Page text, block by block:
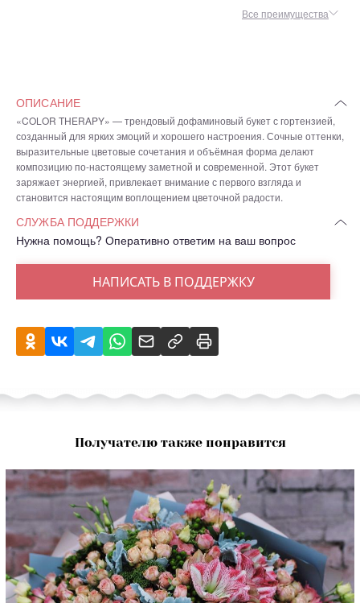
Все преимущества
ОПИСАНИЕ
«COLOR THERAPY» — трендовый дофаминовый букет с гортензией,
созданный для ярких эмоций и хорошего настроения. Сочные оттенки,
выразительные цветовые сочетания и объёмная форма делают
композицию по-настоящему заметной и современной. Этот букет
заряжает энергией, привлекает внимание с первого взгляда и
становится настоящим воплощением цветочной радости.
СЛУЖБА ПОДДЕРЖКИ
Нужна помощь? Оперативно ответим на ваш вопрос
НАПИСАТЬ В ПОДДЕРЖКУ
Получателю также понравится